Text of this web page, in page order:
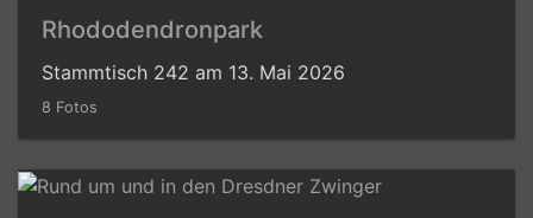
Rhododendronpark
Stammtisch 242 am 13. Mai 2026
8 Fotos